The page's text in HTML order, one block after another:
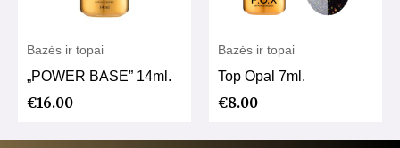
Bazės ir topai
„POWER BASE” 14ml.
€16.00
Bazės ir topai
Top Opal 7ml.
€8.00